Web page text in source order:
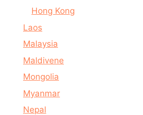
Hong Kong
Laos
Malaysia
Maldivene
Mongolia
Myanmar
Nepal